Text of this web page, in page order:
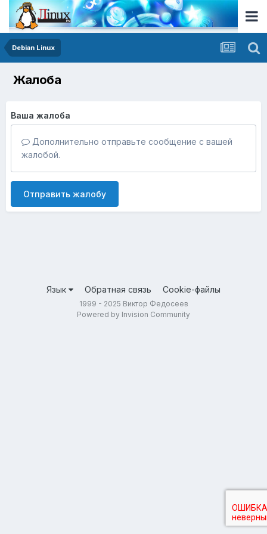
Debian Linux
Жалоба
Ваша жалоба
Дополнительно отправьте сообщение с вашей
жалобой.
Отправить жалобу
Язык Обратная связь Cookie-файлы
1999 - 2025 Виктор Федосеев
Powered by Invision Community